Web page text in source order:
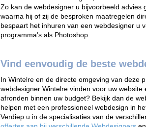
Zo kan de webdesigner u bijvoorbeeld advies
waarna hij of zij de besproken maatregelen
bespaart het inhuren van een webdesigner u
programma’s als Photoshop.
Vind eenvoudig de beste
In Wintelre en de directe omgeving van deze
webdesigner Wintelre vinden voor uw
afronden binnen uw budget? Bekijk dan de
helpen met een professioneel webdesign in
Verdiep u in de specialisaties van de